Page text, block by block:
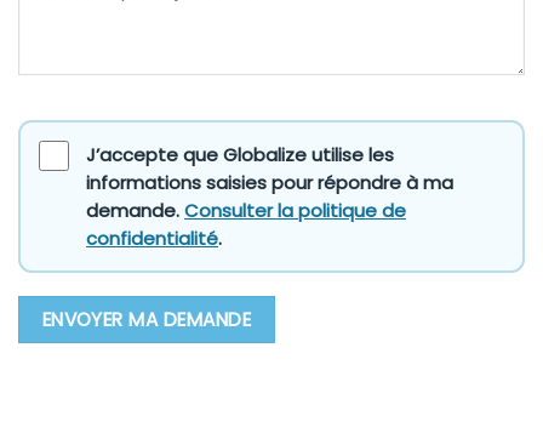
J’accepte que Globalize utilise les
informations saisies pour répondre à ma
demande.Consulter la politique de
confidentialité.